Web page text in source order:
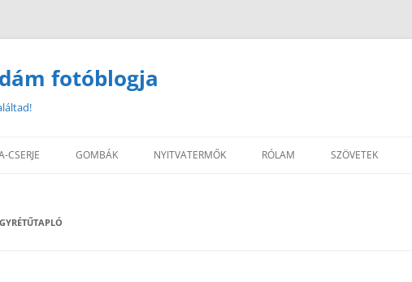
fotóblogja
CSERJE GOMBÁK NYITVATERMŐK RÓLAM SZÖVETEK